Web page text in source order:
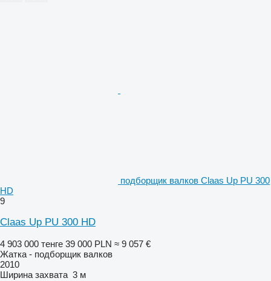
подборщик валков Claas Up PU 300
HD
9
Claas Up PU 300 HD
4 903 000 тенге 39 000 PLN ≈ 9 057 €
Жатка - подборщик валков
2010
Ширина захвата 3 м